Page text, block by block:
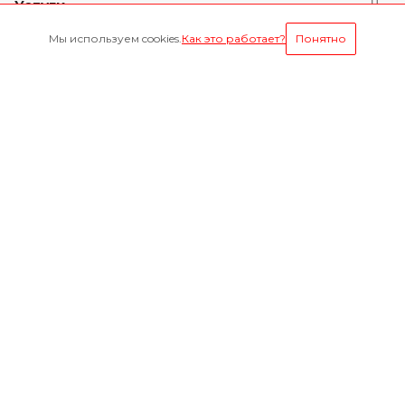
Услуги
Условия оплаты
Мы используем cookies.Как это работает? Понятно